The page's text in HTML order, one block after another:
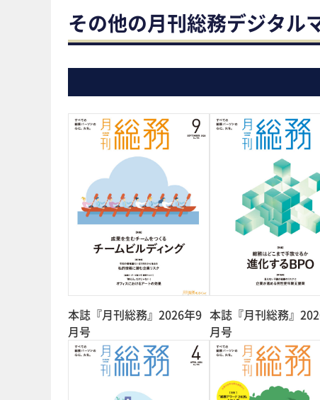
その他の月刊総務デジタル
本誌『月刊総務』2026年9
月号
本誌『月刊総務』
月号